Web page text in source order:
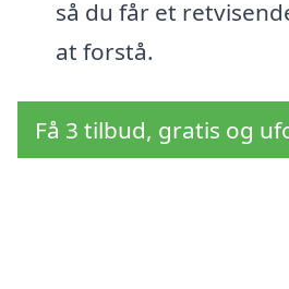
så du får et
at forstå.
Få 3 tilbud, gratis og